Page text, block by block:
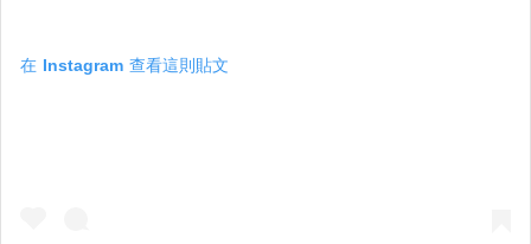
在 Instagram 查看這則貼文